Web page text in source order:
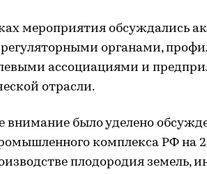
мероприятия обсуждались
регуляторными органами,
ассоциациями и
отрасли.
внимание было уделено
комплекса РФ на
плодородия земель,